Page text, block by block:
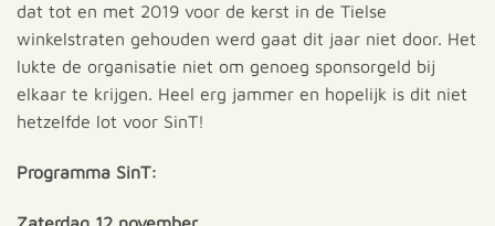
dat tot en met 2019 voor de kerst in de Tielse
winkelstraten gehouden werd gaat dit jaar niet door. Het
lukte de organisatie niet om genoeg sponsorgeld bij
elkaar te krijgen. Heel erg jammer en hopelijk is dit niet
hetzelfde lot voor SinT!
Programma SinT: